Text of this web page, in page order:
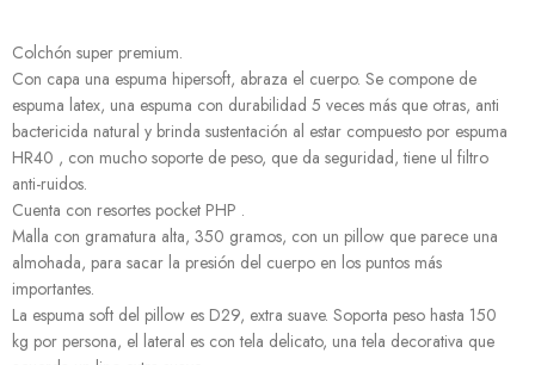
Colchón super premium.
Con capa una espuma hipersoft, abraza el cuerpo. Se compone de
espuma latex, una espuma con durabilidad 5 veces más que otras, anti
bactericida natural y brinda sustentación al estar compuesto por espuma
HR40 , con mucho soporte de peso, que da seguridad, tiene ul filtro
anti-ruidos.
Cuenta con resortes pocket PHP .
Malla con gramatura alta, 350 gramos, con un pillow que parece una
almohada, para sacar la presión del cuerpo en los puntos más
importantes.
La espuma soft del pillow es D29, extra suave. Soporta peso hasta 150
kg por persona, el lateral es con tela delicato, una tela decorativa que